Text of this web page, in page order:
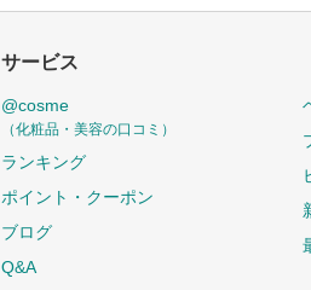
サービス
@cosme
（化粧品・美容の口コミ）
ランキング
ポイント・クーポン
ブログ
Q&A